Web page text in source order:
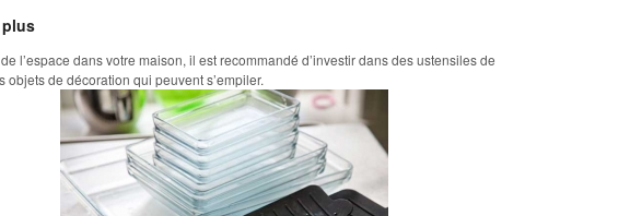
l’espace dans votre maison, il est recommandé d’investir dans des ustensiles de
objets de décoration qui peuvent s’empiler.